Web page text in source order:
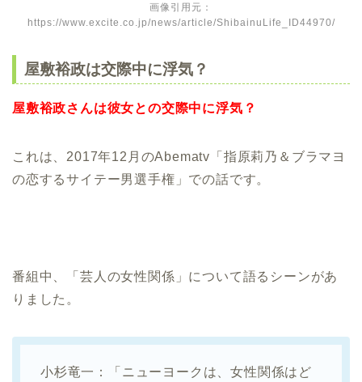
画像引用元：
https://www.excite.co.jp/news/article/ShibainuLife_ID44970/
屋敷裕政は交際中に浮気？
屋敷裕政さんは彼女との交際中に浮気？
これは、2017年12月のAbematv「指原莉乃＆ブラマヨ
の恋するサイテー男選手権」での話です。
番組中、「芸人の女性関係」について語るシーンがあ
りました。
小杉竜一：「ニューヨークは、女性関係はど